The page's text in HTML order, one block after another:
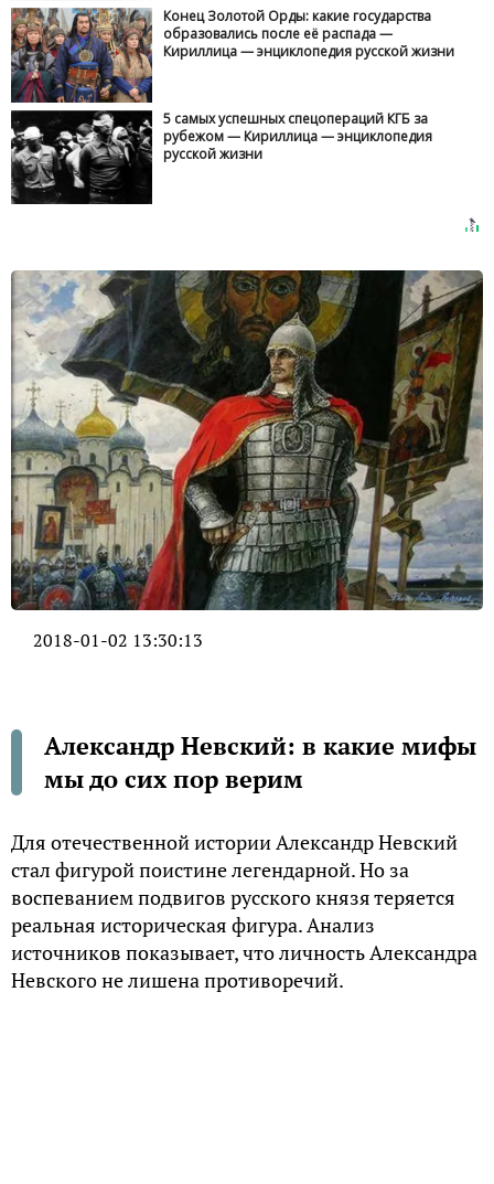
Конец Золотой Орды: какие государства
образовались после её распада —
Кириллица — энциклопедия русской жизни
5 самых успешных спецопераций КГБ за
рубежом — Кириллица — энциклопедия
русской жизни
2018-01-02 13:30:13
Александр Невский: в какие мифы
мы до сих пор верим
Для отечественной истории Александр Невский
стал фигурой поистине легендарной. Но за
воспеванием подвигов русского князя теряется
реальная историческая фигура. Анализ
источников показывает, что личность Александра
Невского не лишена противоречий.